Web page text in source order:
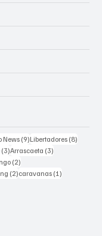
News (9)9 posts
Libertadores (8)
(3)3 posts
Arrascaeta (3)
(2)
(2)2 posts
caravanas (1)